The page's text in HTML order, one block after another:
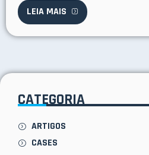
LEIA MAIS
CATEGORIA
ARTIGOS
CASES